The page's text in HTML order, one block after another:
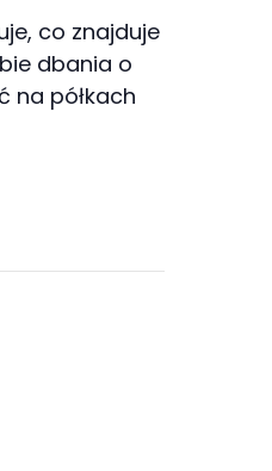
co znajduje
dbania o
na półkach